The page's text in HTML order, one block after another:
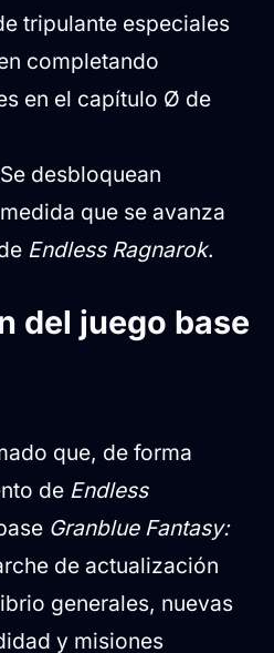
tripulante especiales
completando
en el capítulo Ø de
Se desbloquean
que se avanza
Endless Ragnarok.
del juego base
que, de forma
de Endless
Granblue Fantasy:
de actualización
generales, nuevas
y misiones